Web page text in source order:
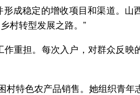
成稳定的增收项目和渠道。山
村转型发展之路。”
重担。每次入户，对群众反映
特色农产品销售。她组织青年